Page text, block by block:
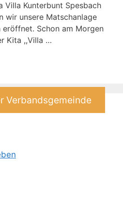
Villa Kunterbunt Spesbach
wir unsere Matschanlage
Schon am Morgen
Kita ,,Villa …
Verbandsgemeinde